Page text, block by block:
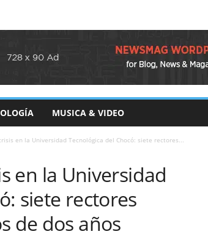
MUSICA & VIDEO
en la Universidad Tecnológica del Chocó: siete rectores...
en la Universidad
siete rectores
de dos años